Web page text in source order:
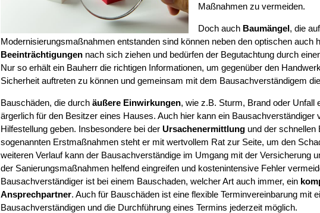
Maßnahmen zu vermeiden.
Doch auch Baumängel, die
Modernisierungsmaßnahmen entstanden sind können neben den optischen auch
Beeinträchtigungennach sich ziehen und bedürfen der Begutachtung durch
Nur so erhält ein Bauherr die richtigen Informationen, um gegenüber den
Sicherheit auftreten zu können und gemeinsam mit dem Bausachverständigem
Bauschäden, die durch äußere Einwirkungen, wie z.B. Sturm, Brand oder Unfall
ärgerlich für den Besitzer eines Hauses. Auch hier kann ein Bausachverständiger
Hilfestellung geben. Insbesondere bei der Ursachenermittlungund der schnellen
sogenannten Erstmaßnahmen steht er mit wertvollem Rat zur Seite, um den
weiteren Verlauf kann der Bausachverständige im Umgang mit der Versicherung
der Sanierungsmaßnahmen helfend eingreifen und kostenintensive Fehler
Bausachverständiger ist bei einem Bauschaden, welcher Art auch immer, ein
Ansprechpartner. Auch für Bauschäden ist eine flexible Terminvereinbarung mit
Bausachverständigen und die Durchführung eines Termins jederzeit möglich.